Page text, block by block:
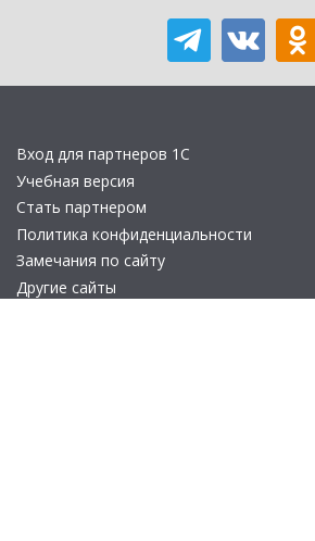
Вход для партнеров 1С
Учебная версия
Стать партнером
Политика конфиденциальности
Замечания по сайту
Другие сайты